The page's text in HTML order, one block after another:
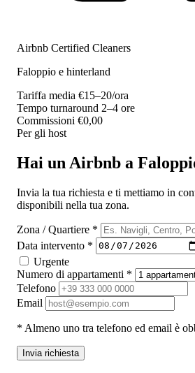
Airbnb Certified Cleaners
Faloppio e hinterland
Tariffa media €15–20/ora
Tempo turnaround 2–4 ore
Commissioni €0,00
Per gli host
Hai un Airbnb a
Invia la tua richiesta e ti mettiamo in
disponibili nella tua zona.
Zona / Quartiere *
Data intervento *
Urgente
Numero di appartamenti *
Telefono
Email
* Almeno uno tra telefono ed email è
Invia richiesta